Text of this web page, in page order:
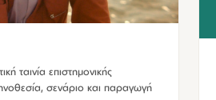
ταινία επιστημονικής
σενάριο και παραγωγή